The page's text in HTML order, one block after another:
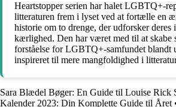
Heartstopper serien har halet LGBTQ+-
litteraturen frem i lyset ved at fortælle en
historie om to drenge, der udforsker deres
kærlighed. Den har været med til at skabe
forståelse for LGBTQ+-samfundet blandt
inspireret til mere mangfoldighed i
Sara Blædel Bøger: En Guide til Louise Rick
Kalender 2023: Din Komplette Guide til Året